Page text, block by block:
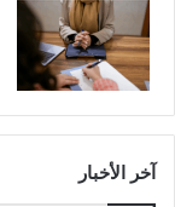
آخر الأخبار